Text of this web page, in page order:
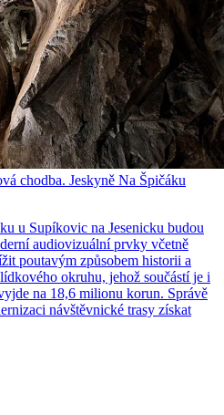
chodba. Jeskyně Na Špičáku
u Supíkovic na Jesenicku budou
audiovizuální prvky včetně
poutavým způsobem historii a
okruhu, jehož součástí je i
na 18,6 milionu korun. Správě
návštěvnické trasy získat